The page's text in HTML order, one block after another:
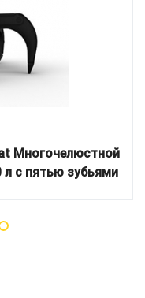
Многочелюстной
л с пятью зубьями